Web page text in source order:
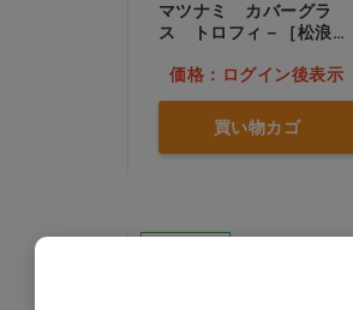
マツナミ カバーグラ
ス トロフィ－［松浪硝
価格：ログイン後表示
買い物カゴ